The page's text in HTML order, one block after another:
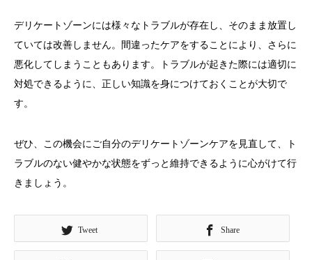
デリケートゾーンには様々なトラブルが存在し、そのまま放置し
ていては改善しません。間違ったケアをすることにより、さらに
悪化してしまうこともあります。トラブルが起きた際には適切に
対処できるように、正しい知識を身につけておくことが大切で
す。
ぜひ、この機会にご自分のデリケートゾーンケアを見直して、ト
ラブルのない健やかな状態をずっと維持できるように心がけて行
きましょう。
Tweet Share